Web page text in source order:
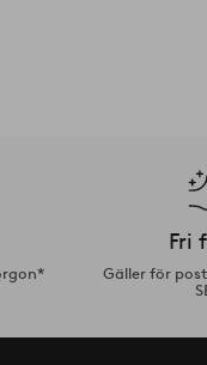
Fri
Gäller för